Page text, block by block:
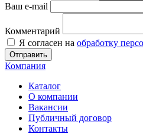
Ваш e-mail
Комментарий
Я согласен на обработку
Отправить
Компания
Каталог
О компании
Вакансии
Публичный договор
Контакты